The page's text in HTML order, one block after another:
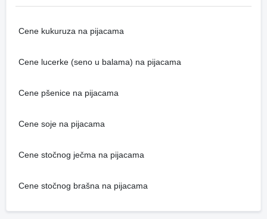
Cene kukuruza na pijacama
Cene lucerke (seno u balama) na pijacama
Cene pšenice na pijacama
Cene soje na pijacama
Cene stočnog ječma na pijacama
Cene stočnog brašna na pijacama